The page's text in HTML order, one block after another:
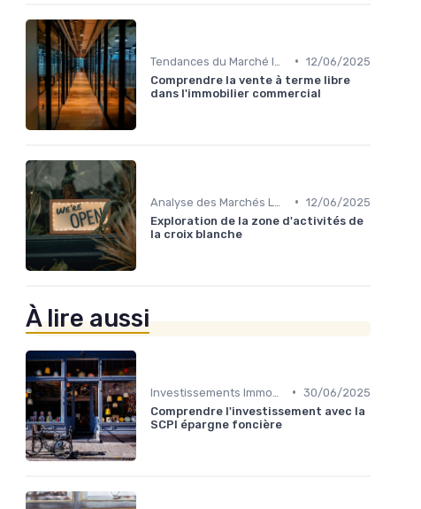
• 12/06/2025
Comprendre la vente à terme libre
dans l'immobilier commercial
• 12/06/2025
Exploration de la zone d'activités de
la croix blanche
À lire aussi
• 30/06/2025
Comprendre l'investissement avec la
SCPI épargne foncière